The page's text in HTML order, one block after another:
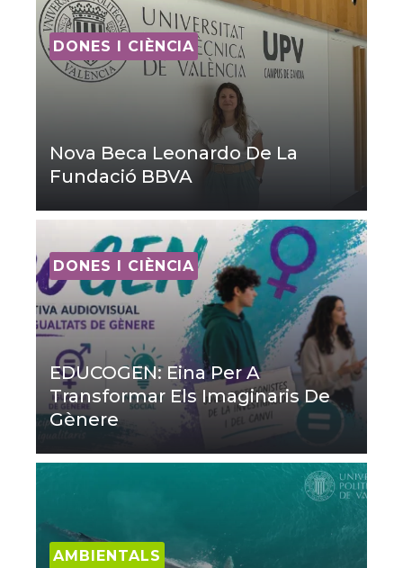
DONES I CIÈNCIA
Nova Beca Leonardo De La
Fundació BBVA
DONES I CIÈNCIA
EDUCOGEN: Eina Per A
Transformar Els Imaginaris De
Gènere
AMBIENTALS